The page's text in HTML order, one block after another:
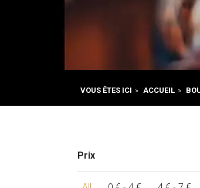
VOUS ÊTES ICI » ACCUEIL »
Prix